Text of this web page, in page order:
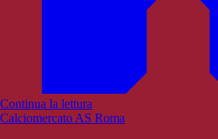
Continua la lettura
Calciomercato AS Roma